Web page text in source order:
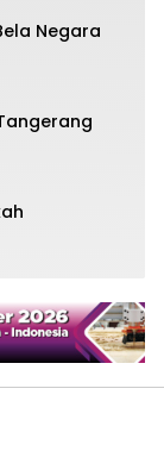
Negara